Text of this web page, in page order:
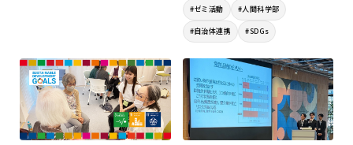
#ゼミ活動 #人間科学部
#自治体連携 #SDGs